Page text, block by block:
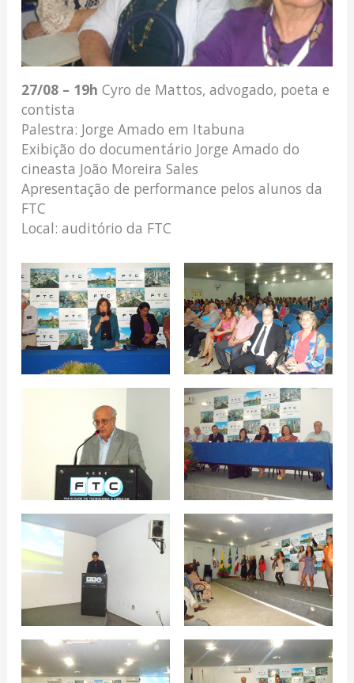
27/08 – 19h Cyro de Mattos, advogado, poeta e
contista
Palestra: Jorge Amado em Itabuna
Exibição do documentário Jorge Amado do
cineasta João Moreira Sales
Apresentação de performance pelos alunos da
FTC
Local: auditório da FTC